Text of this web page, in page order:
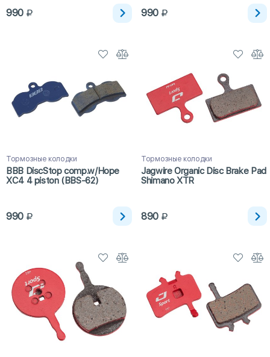
990 990
Тормозные колодки
BBB DiscStop comp.w/Hope
XC4 4 piston (BBS-62)
990
Тормозные колодки
Jagwire Organic Disc Brake Pad
Shimano XTR
890